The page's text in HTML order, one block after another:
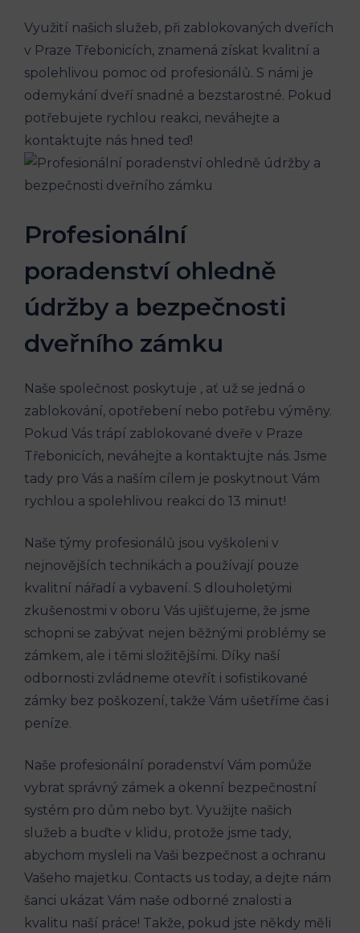
Využití našich služeb, při zablokovaných dveřích
v Praze Třebonicích, znamená získat kvalitní a
spolehlivou pomoc od profesionálů. S námi je
odemykání dveří snadné a bezstarostné. Pokud
potřebujete rychlou reakci, neváhejte a
kontaktujte nás hned teď!
Profesionální
poradenství ohledně
údržby a bezpečnosti
dveřního zámku
Naše společnost poskytuje , ať už se jedná o
zablokování, opotřebení nebo potřebu výměny.
Pokud Vás trápí zablokované dveře v Praze
Třebonicích, neváhejte a kontaktujte nás. Jsme
tady pro Vás a naším cílem je poskytnout Vám
rychlou a spolehlivou reakci do 13 minut!
Naše týmy profesionálů jsou vyškoleni v
nejnovějších technikách a používají pouze
kvalitní nářadí a vybavení. S dlouholetými
zkušenostmi v oboru Vás ujišťujeme, že jsme
schopni se zabývat nejen běžnými problémy se
zámkem, ale i těmi složitějšími. Díky naší
odbornosti zvládneme otevřít i sofistikované
zámky bez poškození, takže Vám ušetříme čas i
peníze.
Naše profesionální poradenství Vám pomůže
vybrat správný zámek a okenní bezpečnostní
systém pro dům nebo byt. Využijte našich
služeb a buďte v klidu, protože jsme tady,
abychom mysleli na Vaši bezpečnost a ochranu
Vašeho majetku. Contacts us today, a dejte nám
šanci ukázat Vám naše odborné znalosti a
kvalitu naší práce! Takže, pokud jste někdy měli